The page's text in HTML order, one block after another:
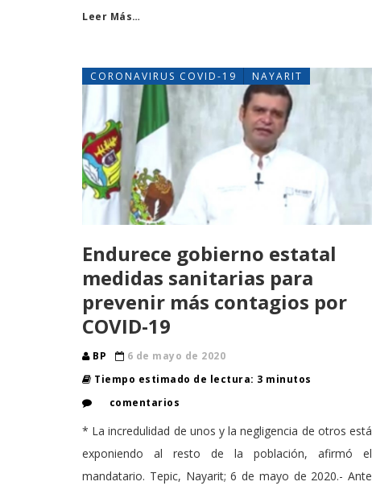
Leer Más…
CORONAVIRUS COVID-19 NAYARIT
Endurece gobierno estatal
medidas sanitarias para
prevenir más contagios por
COVID-19
BP
6 de mayo de 2020
Tiempo estimado de lectura: 3 minutos
comentarios
* La incredulidad de unos y la negligencia de otros está
exponiendo al resto de la población, afirmó el
mandatario. Tepic, Nayarit; 6 de mayo de 2020.- Ante